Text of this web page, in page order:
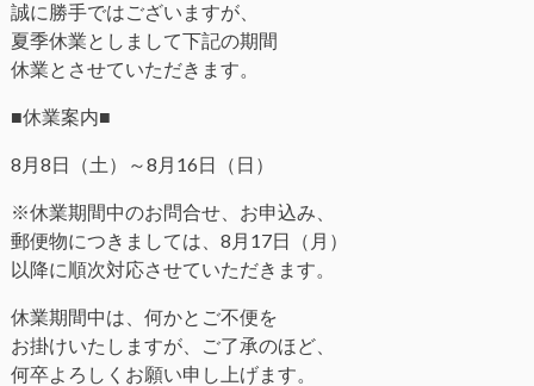
誠に勝手ではございますが、
夏季休業としまして下記の期間
休業とさせていただきます。
■休業案内■
8月8日（土）～8月16日（日）
※休業期間中のお問合せ、お申込み、
郵便物につきましては、8月17日（月）
以降に順次対応させていただきます。
休業期間中は、何かとご不便を
お掛けいたしますが、ご了承のほど、
何卒よろしくお願い申し上げます。